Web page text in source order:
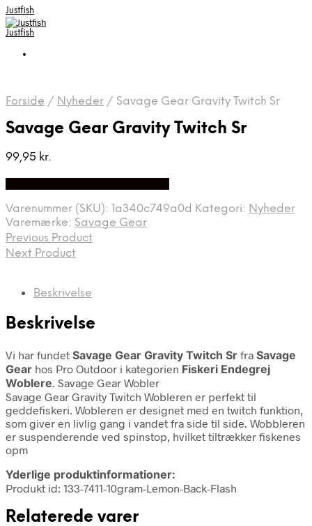
Justfish
Justfish
Forside / Nyheder / Savage Gear Gravity Twitch Sr
Savage Gear Gravity Twitch Sr
99,95 kr.
Varenummer (SKU): 1a340c749a0d Kategori: Nyheder
Varemærke: Savage Gear
Previous Product
Next Product
Beskrivelse
Beskrivelse
Vi har fundet Savage Gear Gravity Twitch Sr fra Savage
Gear hos Pro Outdoor i kategorien Fiskeri Endegrej
Woblere. Savage Gear Wobler
Savage Gear Gravity Twitch Wobleren er perfekt til
geddefiskeri. Wobleren er designet med en twitch funktion,
som giver en livlig gang i vandet fra side til side. Wobbleren
er suspenderende ved spinstop, hvilket tiltrækker fiskenes
opm
Yderlige produktinformationer:
Produkt id: 133-7411-10gram-Lemon-Back-Flash
Relaterede varer